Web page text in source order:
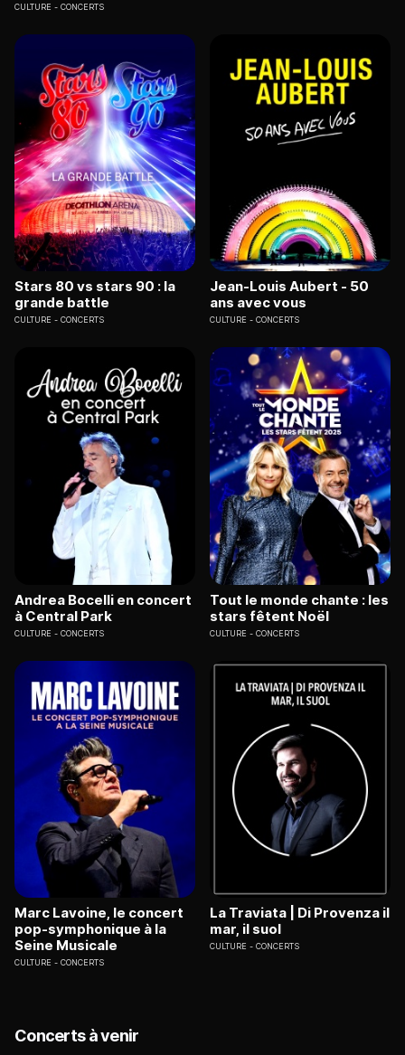
CULTURE CONCERTS
Stars 80 vs stars 90 : la
grande battle
CULTURE CONCERTS
Jean-Louis Aubert - 50
ans avec vous
CULTURE CONCERTS
Andrea Bocelli en concert
à Central Park
CULTURE CONCERTS
Tout le monde chante : les
stars fêtent Noël
CULTURE CONCERTS
Marc Lavoine, le concert
pop-symphonique à la
Seine Musicale
CULTURE CONCERTS
La Traviata | Di Provenza il
mar, il suol
CULTURE CONCERTS
Concerts à venir